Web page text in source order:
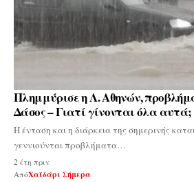
Πλημμύρισε η Λ. Αθηνών,
Δάσος – Γιατί γίνονται όλα αυτά;
Η ένταση και η διάρκεια της σημερινής
γεννιούνται προβλήματα…
2 έτη πριν
ΑπόΧαϊδάρι Σήμερα